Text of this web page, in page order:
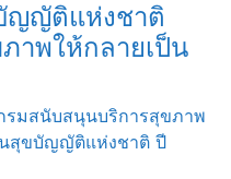
ญญัติแห่งชาติ
าพให้กลายเป็น